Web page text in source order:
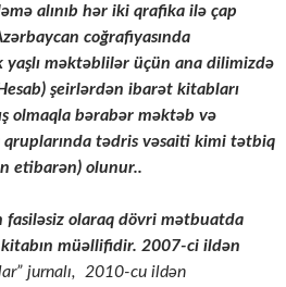
alınıb hər iki qrafika ilə çap
coğrafiyasında
yaşlı məktəblilər üçün ana dilimizdə
şeirlərdən ibarət kitabları
olmaqla bərabər məktəb və
qruplarında tədris vəsaiti kimi tətbiq
etibarən) olunur..
fasiləsiz olaraq dövri mətbuatda
müəllifidir. 2007-ci ildən
jurnalı, 2010-cu ildən